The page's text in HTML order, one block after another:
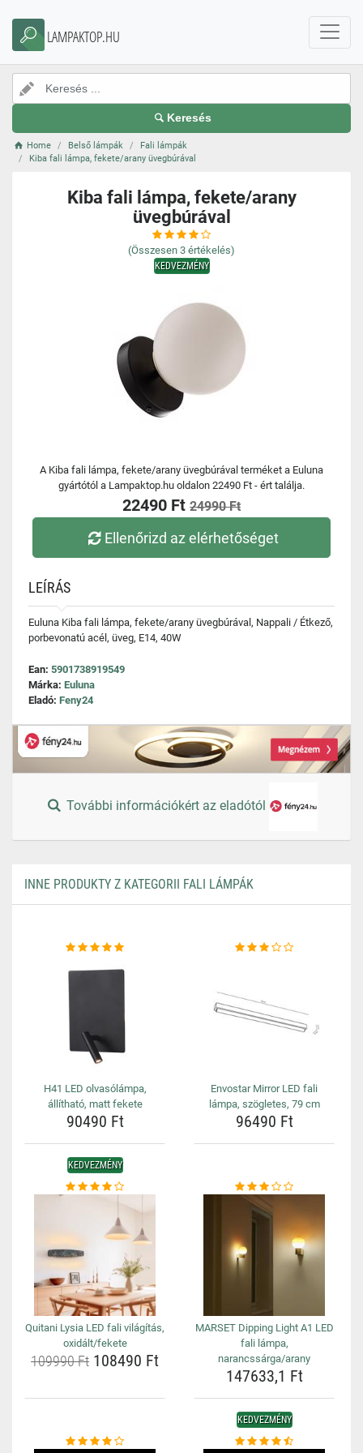
LAMPAKTOP.HU
Keresés
Home Belső lámpák
Fali lámpák
Kiba fali lámpa, fekete/arany üvegbúrával
Kiba fali lámpa, fekete/arany
üvegbúrával
(Összesen 3 értékelés)
KEDVEZMÉNY
A Kiba fali lámpa, fekete/arany üvegbúrával terméket a Euluna
gyártótól a Lampaktop.hu oldalon 22490 Ft - ért találja.
22490 Ft 24990 Ft
Ellenőrizd az elérhetőséget
LEÍRÁS
Euluna Kiba fali lámpa, fekete/arany üvegbúrával, Nappali / Étkező,
porbevonatú acél, üveg, E14, 40W
Ean: 5901738919549
Márka: Euluna
Eladó: Feny24
További információkért az eladótól
INNE PRODUKTY Z KATEGORII FALI LÁMPÁK
H41 LED olvasólámpa,
állítható, matt fekete
90490 Ft
Envostar Mirror LED fali
lámpa, szögletes, 79 cm
96490 Ft
KEDVEZMÉNY
Quitani Lysia LED fali világítás,
oxidált/fekete
109990 Ft 108490 Ft
MARSET Dipping Light A1 LED
fali lámpa,
narancssárga/arany
147633,1 Ft
KEDVEZMÉNY